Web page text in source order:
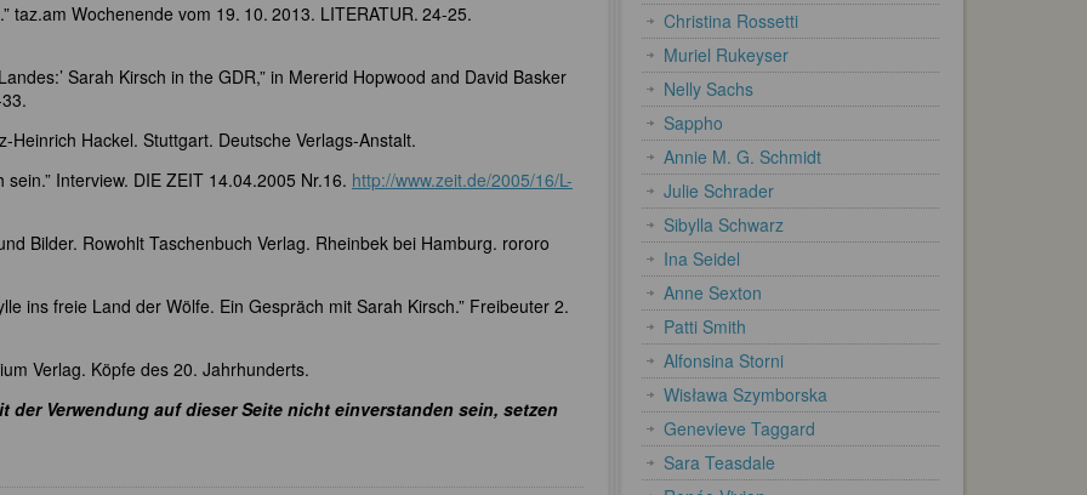
taz.am Wochenende vom 19. 10. 2013. LITERATUR. 24-25.
Sarah Kirsch in the GDR,” in Mererid Hopwood and David Basker
Heinrich Hackel. Stuttgart. Deutsche Verlags-Anstalt.
Interview. DIE ZEIT 14.04.2005 Nr.16. http://www.zeit.de/2005/16/L-
Bilder. Rowohlt Taschenbuch Verlag. Rheinbek bei Hamburg. rororo
ins freie Land der Wölfe. Ein Gespräch mit Sarah Kirsch.” Freibeuter 2.
Verlag. Köpfe des 20. Jahrhunderts.
Verwendung auf dieser Seite nicht einverstanden sein, setzen
Christina Rossetti
Muriel Rukeyser
Nelly Sachs
Sappho
Annie M. G. Schmidt
Julie Schrader
Sibylla Schwarz
Ina Seidel
Anne Sexton
Patti Smith
Alfonsina Storni
Wisława Szymborska
Genevieve Taggard
Sara Teasdale